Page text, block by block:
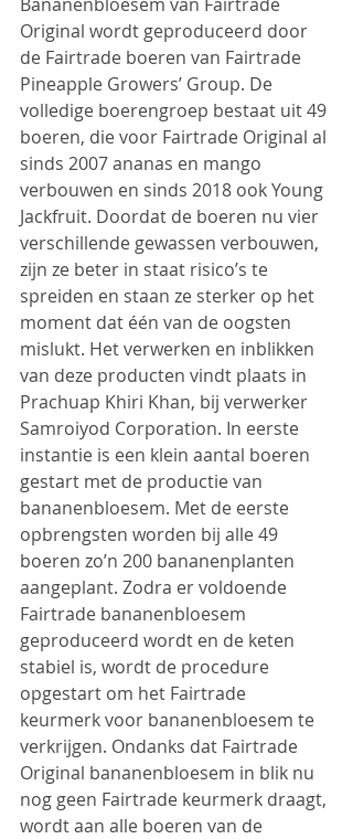
Original wordt geproduceerd door
de Fairtrade boeren van Fairtrade
Pineapple Growers’ Group. De
volledige boerengroep bestaat uit 49
boeren, die voor Fairtrade Original al
sinds 2007 ananas en mango
verbouwen en sinds 2018 ook Young
Jackfruit. Doordat de boeren nu vier
verschillende gewassen verbouwen,
zijn ze beter in staat risico’s te
spreiden en staan ze sterker op het
moment dat één van de oogsten
mislukt. Het verwerken en inblikken
van deze producten vindt plaats in
Prachuap Khiri Khan, bij verwerker
Samroiyod Corporation. In eerste
instantie is een klein aantal boeren
gestart met de productie van
bananenbloesem. Met de eerste
opbrengsten worden bij alle 49
boeren zo’n 200 bananenplanten
aangeplant. Zodra er voldoende
Fairtrade bananenbloesem
geproduceerd wordt en de keten
stabiel is, wordt de procedure
opgestart om het Fairtrade
keurmerk voor bananenbloesem te
verkrijgen. Ondanks dat Fairtrade
Original bananenbloesem in blik nu
nog geen Fairtrade keurmerk draagt,
wordt aan alle boeren van de